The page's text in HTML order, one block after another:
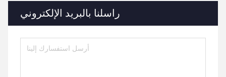
راسلنا بالبريد الإلكتروني